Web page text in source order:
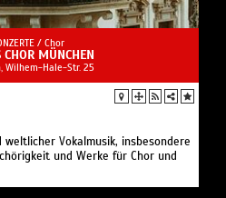
/ Chor
CHOR MÜNCHEN
Wilhem-Hale-Str. 25
Vokalmusik, insbesondere
und Werke für Chor und